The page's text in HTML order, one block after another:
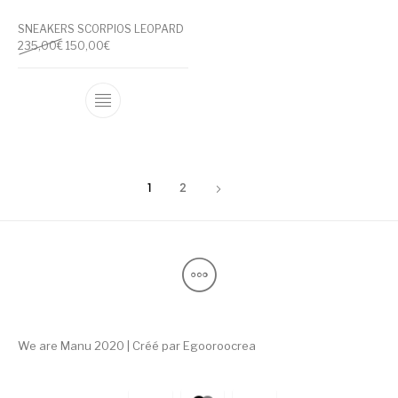
SNEAKERS SCORPIOS LEOPARD
235,00€ Le prix initial était : 235,00€.
150,00€Le prix actuel est : 150,00€.
Ce produit a plusieurs variations. Les
1 2
We are Manu 2020 | Créé par Egooroocrea